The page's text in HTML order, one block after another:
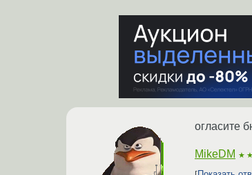
огласите
MikeDM